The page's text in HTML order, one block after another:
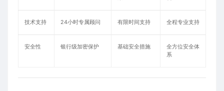
技术支持 24小时专属顾问 有限时间支持 全程专业支持
安全性 银行级加密保护 基础安全措施
全方位安全体
系